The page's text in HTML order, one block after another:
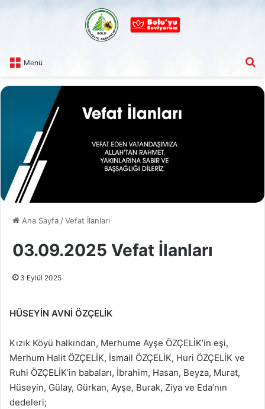
Menü
Ana Sayfa /Vefat İlanları
03.09.2025 Vefat İlanları
3 Eylül 2025
HÜSEYİN AVNİ ÖZÇELİK
Kızık Köyü halkından, Merhume Ayşe ÖZÇELİK’in eşi,
Merhum Halit ÖZÇELİK, İsmail ÖZÇELİK, Huri ÖZÇELİK ve
Ruhi ÖZÇELİK’in babaları, İbrahim, Hasan, Beyza, Murat,
Hüseyin, Gülay, Gürkan, Ayşe, Burak, Ziya ve Eda’nın
dedeleri;